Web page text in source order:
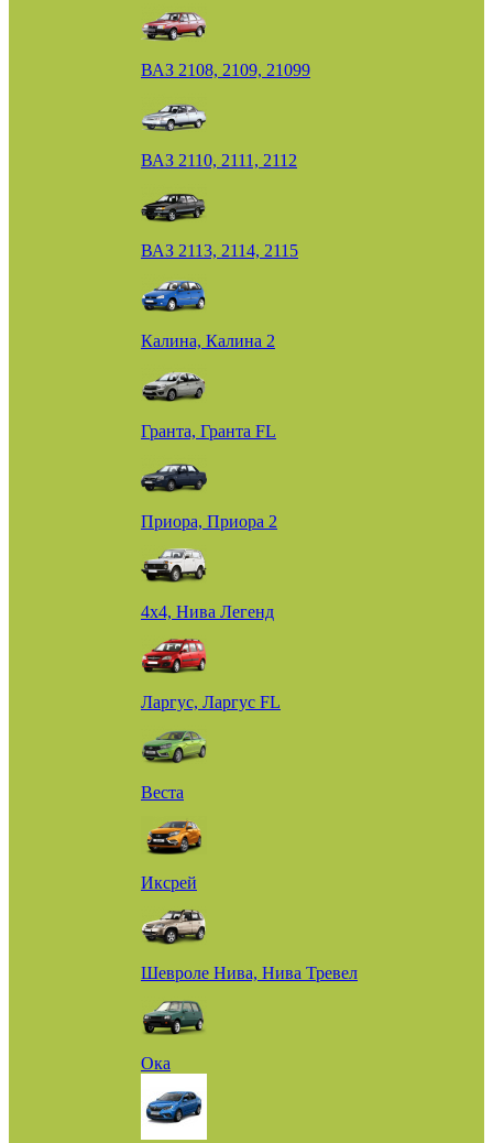
ВАЗ 2108, 2109, 21099
ВАЗ 2110, 2111, 2112
ВАЗ 2113, 2114, 2115
Калина, Калина 2
Гранта, Гранта FL
Приора, Приора 2
4х4, Нива Легенд
Ларгус, Ларгус FL
Веста
Иксрей
Шевроле Нива, Нива Тревел
Ока